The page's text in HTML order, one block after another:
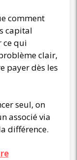
comment
capital
ce qui
clair,
payer dès les
seul, on
associé via
différence.